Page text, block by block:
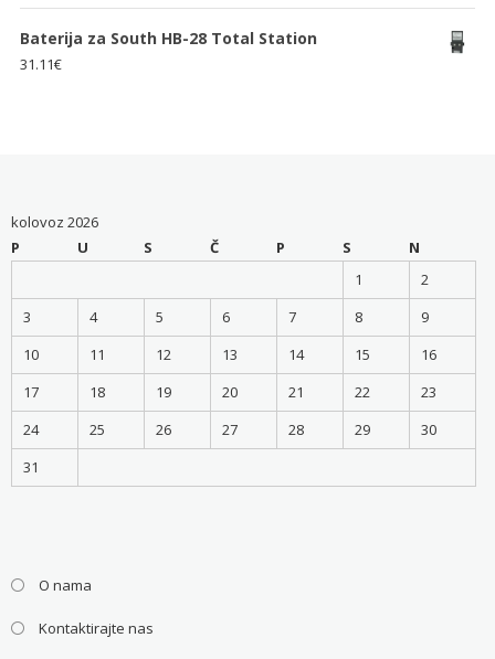
Baterija za South HB-28 Total Station
31.11€
kolovoz 2026
P
U S Č P S
N
1
2
3
4 5 6 7 8
9
10
11 12 13 14 15
16
17
18 19 20 21 22
23
24
25 26 27 28 29
30
31
O nama
Kontaktirajte nas